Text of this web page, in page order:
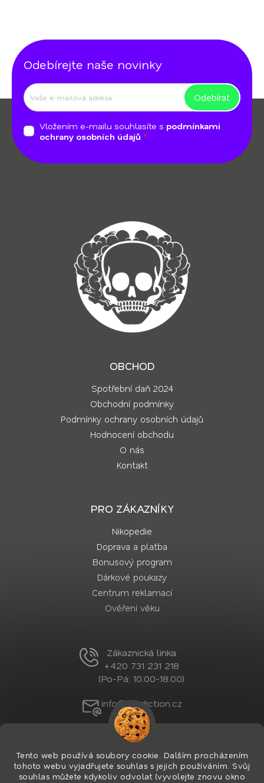
Tento web používá soubory cookie. Dalším procházením
tohoto webu vyjadřujete souhlas s jejich používáním. Svůj
souhlas můžete kdykoliv odvolat (vyvolejte znovu okno
Odebírejte naše novinky
Vložením e-mailu souhlasíte s podmínkami
ochrany osobních údajů
Odebírat
OBCHOD
Spotřební daň 2024
Obchodní podmínky
Podmínky ochrany osobních údajů
Hodnocení obchodu
O nás
Kontakt
PRO ZÁKAZNÍKY
Nikopedie
Doprava a platba
Bonusový program
Dárkové poukazy
Centrum reklamací
Ověření věku
Zákaznická linka
+420 731 231 218
(Po-Pá: 10:00-18:00)
info@nordiction.cz